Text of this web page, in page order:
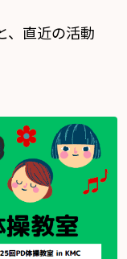
、直近の活動